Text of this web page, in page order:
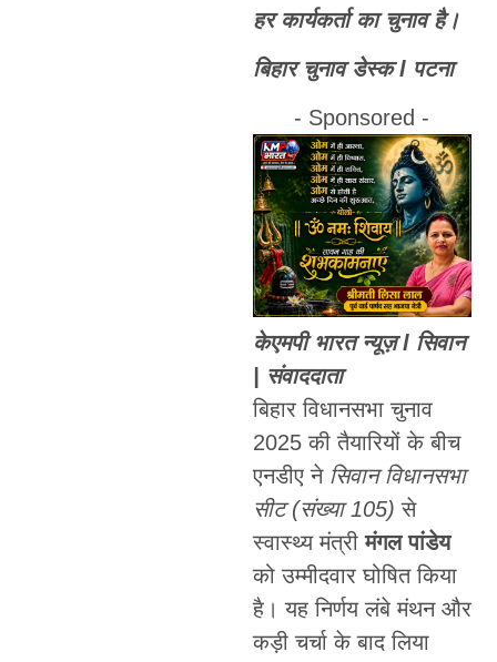
हर कार्यकर्ता का चुनाव है।
बिहार चुनाव डेस्क l पटना
- Sponsored -
केएमपी भारत न्यूज़ l सिवान
| संवाददाता
बिहार विधानसभा चुनाव
2025 की तैयारियों के बीच
एनडीए ने सिवान विधानसभा
सीट (संख्या 105) से
स्वास्थ्य मंत्रीमंगल पांडेय
को उम्मीदवार घोषित किया
है। यह निर्णय लंबे मंथन और
कड़ी चर्चा के बाद लिया